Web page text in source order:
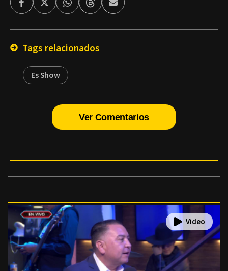
FacebookTwitterWhatsappThreadsEnviar
por
Tags relacionados
Es Show
Ver Comentarios